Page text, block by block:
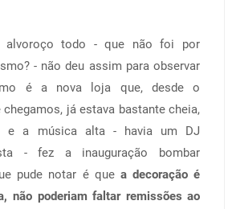
alvoroço todo - que não foi por
- não deu assim para observar
é a nova loja que, desde o
já estava bastante cheia,
e a música alta - havia um DJ
- fez a inauguração bombar
pude notar é que a decoração é
não poderiam faltar remissões ao